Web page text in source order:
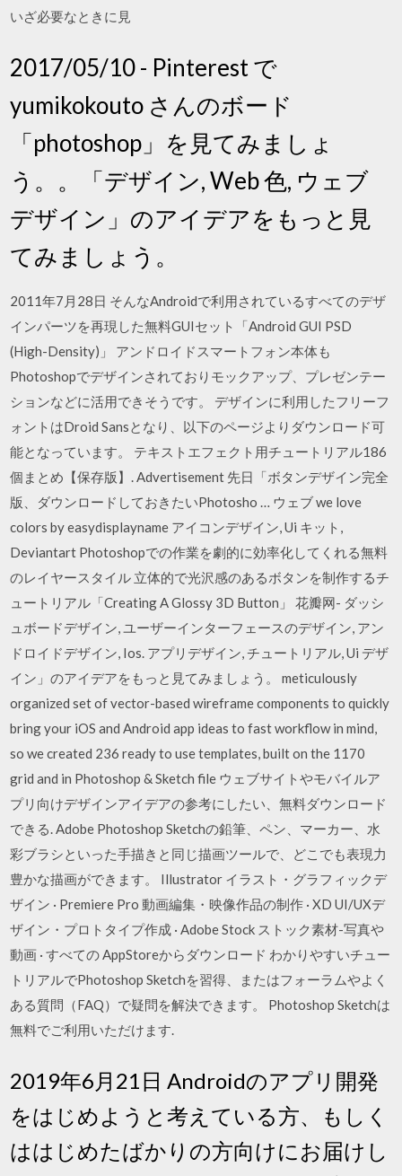
いざ必要なときに見
2017/05/10 - Pinterest で
yumikokouto さんのボード
「photoshop」を見てみましょ
う。。「デザイン, Web 色, ウェブ
デザイン」のアイデアをもっと見
てみましょう。
2011年7月28日 そんなAndroidで利用されているすべてのデザ
インパーツを再現した無料GUIセット「Android GUI PSD
(High-Density)」 アンドロイドスマートフォン本体も
Photoshopでデザインされておりモックアップ、プレゼンテー
ションなどに活用できそうです。 デザインに利用したフリーフ
ォントはDroid Sansとなり、以下のページよりダウンロード可
能となっています。 テキストエフェクト用チュートリアル186
個まとめ【保存版】. Advertisement 先日「ボタンデザイン完全
版、ダウンロードしておきたいPhotosho … ウェブ we love
colors by easydisplayname アイコンデザイン, Ui キット,
Deviantart Photoshopでの作業を劇的に効率化してくれる無料
のレイヤースタイル 立体的で光沢感のあるボタンを制作するチ
ュートリアル「Creating A Glossy 3D Button」 花瓣网- ダッシ
ュボードデザイン, ユーザーインターフェースのデザイン, アン
ドロイドデザイン, Ios. アプリデザイン, チュートリアル, Ui デザ
イン」のアイデアをもっと見てみましょう。 meticulously
organized set of vector-based wireframe components to quickly
bring your iOS and Android app ideas to fast workflow in mind,
so we created 236 ready to use templates, built on the 1170
grid and in Photoshop & Sketch file ウェブサイトやモバイルア
プリ向けデザインアイデアの参考にしたい、無料ダウンロード
できる. Adobe Photoshop Sketchの鉛筆、ペン、マーカー、水
彩ブラシといった手描きと同じ描画ツールで、どこでも表現力
豊かな描画ができます。 Illustrator イラスト・グラフィックデ
ザイン · Premiere Pro 動画編集・映像作品の制作 · XD UI/UXデ
ザイン・プロトタイプ作成 · Adobe Stock ストック素材-写真や
動画 · すべての AppStoreからダウンロード わかりやすいチュー
トリアルでPhotoshop Sketchを習得、またはフォーラムやよく
ある質問（FAQ）で疑問を解決できます。 Photoshop Sketchは
無料でご利用いただけます.
2019年6月21日 Androidのアプリ開発
をはじめようと考えている方、もしく
ははじめたばかりの方向けにお届けし